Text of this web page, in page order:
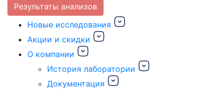
Результаты анализов
Новые исследования
Акции и скидки
О компании
История лаборатории
Документация